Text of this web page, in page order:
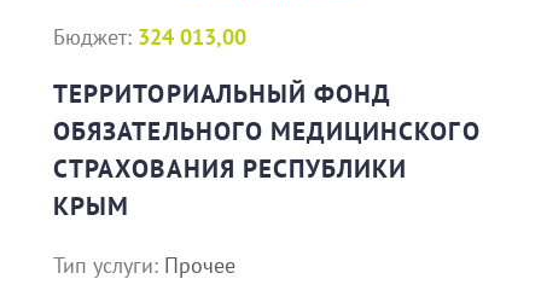
Бюджет: 324 013,00
ТЕРРИТОРИАЛЬНЫЙ ФОНД
ОБЯЗАТЕЛЬНОГО МЕДИЦИНСКОГО
СТРАХОВАНИЯ РЕСПУБЛИКИ
КРЫМ
Тип услуги: Прочее